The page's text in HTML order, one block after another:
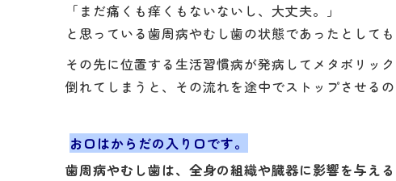
「まだ痛くも痒くもないないし、大丈夫。」
と思っている歯周病やむし歯の状態であったとして
その先に位置する生活習慣病が発病してメタボリッ
倒れてしまうと、その流れを途中でストップさせるの
お口はからだの入り口です。
歯周病やむし歯は、全身の組織や臓器に影響を与える